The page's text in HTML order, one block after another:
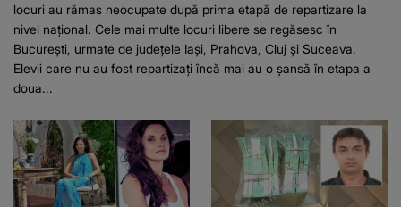
locuri au rămas neocupate după prima etapă de repartizare la
nivel național. Cele mai multe locuri libere se regăsesc în
București, urmate de județele Iași, Prahova, Cluj și Suceava.
Elevii care nu au fost repartizați încă mai au o șansă în etapa a
doua...